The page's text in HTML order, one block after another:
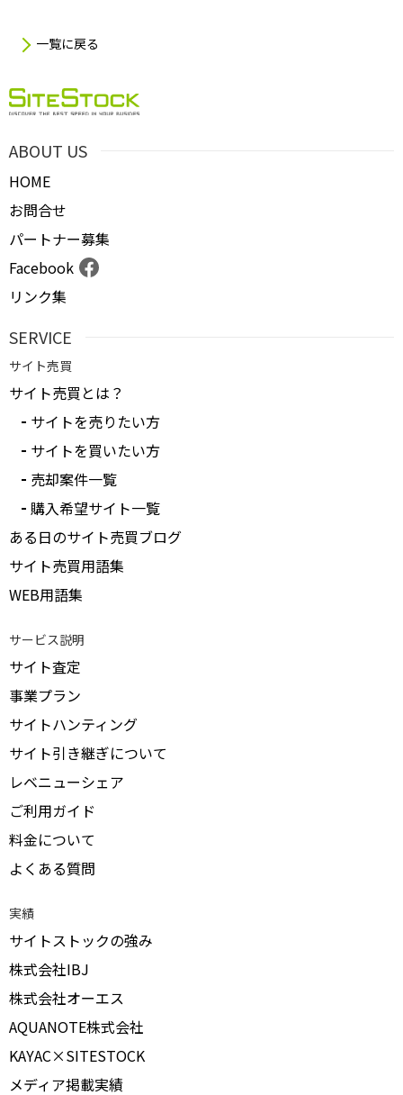
一覧に戻る
ABOUT US
HOME
お問合せ
パートナー募集
Facebook
リンク集
SERVICE
サイト売買
サイト売買とは？
サイトを売りたい方
サイトを買いたい方
売却案件一覧
購入希望サイト一覧
ある日のサイト売買ブログ
サイト売買用語集
WEB用語集
サービス説明
サイト査定
事業プラン
サイトハンティング
サイト引き継ぎについて
レベニューシェア
ご利用ガイド
料金について
よくある質問
実績
サイトストックの強み
株式会社IBJ
株式会社オーエス
AQUANOTE株式会社
KAYAC×SITESTOCK
メディア掲載実績